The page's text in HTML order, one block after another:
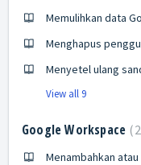
Memulihkan data
Menghapus
Menyetel ulang
View all 9
Google Workspace
Menambahkan